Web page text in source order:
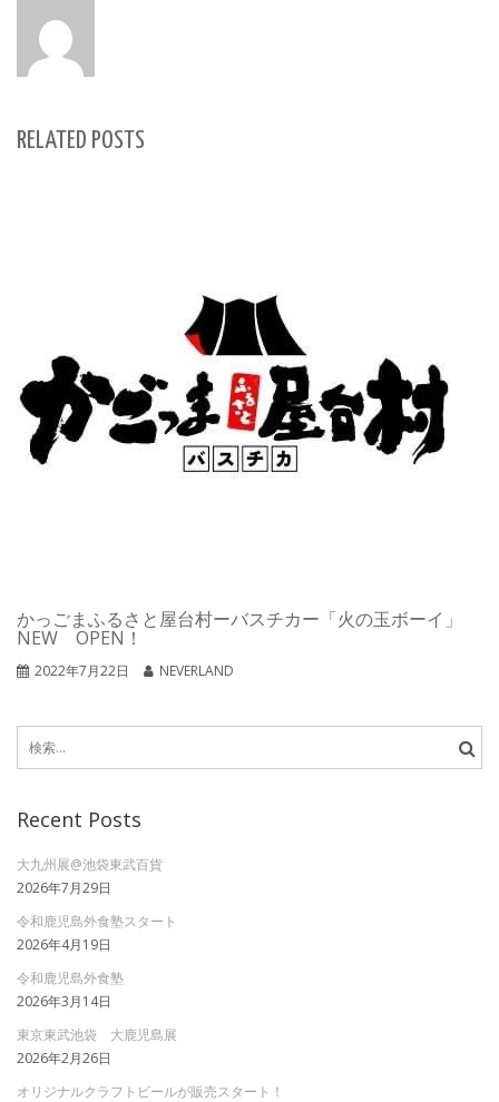
RELATED POSTS
かっごまふるさと屋台村ーバスチカー「火の玉ボーイ」
NEW OPEN！
2022年7月22日 NEVERLAND
索:
Recent Posts
大九州展@池袋東武百貨
2026年7月29日
令和鹿児島外食塾スタート
2026年4月19日
令和鹿児島外食塾
2026年3月14日
東京東武池袋 大鹿児島展
2026年2月26日
オリジナルクラフトビールが販売スタート！